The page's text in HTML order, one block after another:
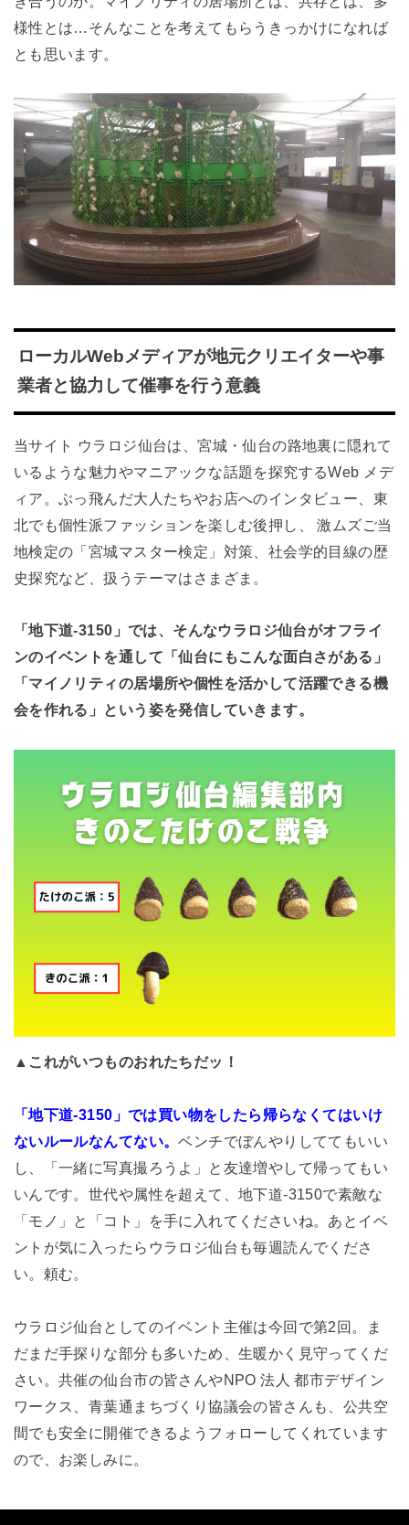
様性とは…そんなことを考えてもらうきっかけになれば
とも思います。
ローカルWebメディアが地元クリエイターや事
業者と協力して催事を行う意義
当サイト ウラロジ仙台は、宮城・仙台の路地裏に隠れて
いるような魅力やマニアックな話題を探究するWeb メデ
ィア。ぶっ飛んだ大人たちやお店へのインタビュー、東
北でも個性派ファッションを楽しむ後押し、 激ムズご当
地検定の「宮城マスター検定」対策、社会学的目線の歴
史探究など、扱うテーマはさまざま。
「地下道-3150」では、そんなウラロジ仙台がオフライ
ンのイベントを通して「仙台にもこんな面白さがある」
「マイノリティの居場所や個性を活かして活躍できる機
会を作れる」という姿を発信していきます。
▲これがいつものおれたちだッ！
「地下道-3150」では買い物をしたら帰らなくてはいけ
ないルールなんてない。ベンチでぼんやりしててもいい
し、「一緒に写真撮ろうよ」と友達増やして帰ってもい
いんです。世代や属性を超えて、地下道-3150で素敵な
「モノ」と「コト」を手に入れてくださいね。あとイベ
ントが気に入ったらウラロジ仙台も毎週読んでくださ
い。頼む。
ウラロジ仙台としてのイベント主催は今回で第2回。ま
だまだ手探りな部分も多いため、生暖かく見守ってくだ
さい。共催の仙台市の皆さんやNPO 法人 都市デザイン
ワークス、青葉通まちづくり協議会の皆さんも、公共空
間でも安全に開催できるようフォローしてくれています
ので、お楽しみに。